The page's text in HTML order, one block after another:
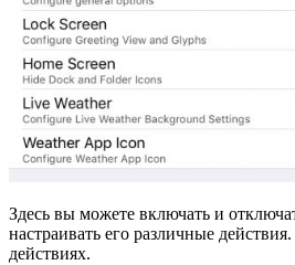
Здесь вы можете включать и
настраивать его различные
действиях.